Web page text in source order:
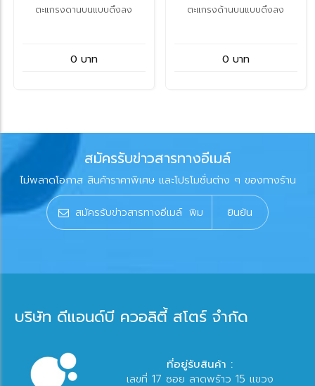
ตะแกรงดานบนแบบดึงลง
0 บาท
ตะแกรงด้านบนแบบดึงลง
0 บาท
สมัครรับข่าวสารทางอีเมล์
ไม่พลาดโอกาส สินค้าราคาพิเศษ และโปรโมชั่นต่าง ๆ ของทางร้าน
ยินยัน
บริษัท ดีแอนด์บี ควอลิตี้ สโตร์ จำกัด
ที่อยู่รับสินค้า :
เลขที่ 17 ซอย ลาดพร้าว 15 แขวง